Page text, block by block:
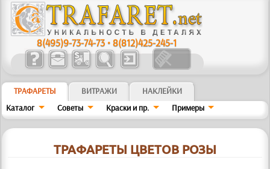
8(495)9-73-74-73 •8(812)425-245-1
ТРАФАРЕТЫ ВИТРАЖИ
НАКЛЕЙКИ
Каталог
Советы Краски и пр. Примеры
ТРАФАРЕТЫ ЦВЕТОВ РОЗЫ